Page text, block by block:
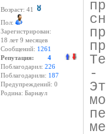
Возраст: 41
Пол:
Зарегистрирован:
18 лет 9 месяцев
Сообщений: 1261
Репутация: 4
Поблагодарил: 226
Поблагодарили: 187
Предупреждений: 0
Родина: Барнаул
-